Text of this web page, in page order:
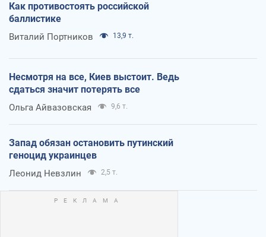
Как противостоять российской
баллистике
Виталий Портников 13,9 т.
Несмотря на все, Киев выстоит. Ведь
сдаться значит потерять все
Ольга Айвазовская 9,6 т.
Запад обязан остановить путинский
геноцид украинцев
Леонид Невзлин 2,5 т.